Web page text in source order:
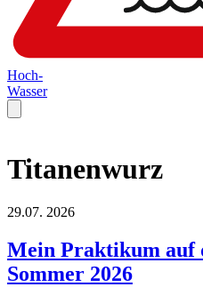
Hoch-
Wasser
Titanenwurz
29.07. 2026
Mein Praktikum auf
Sommer 2026